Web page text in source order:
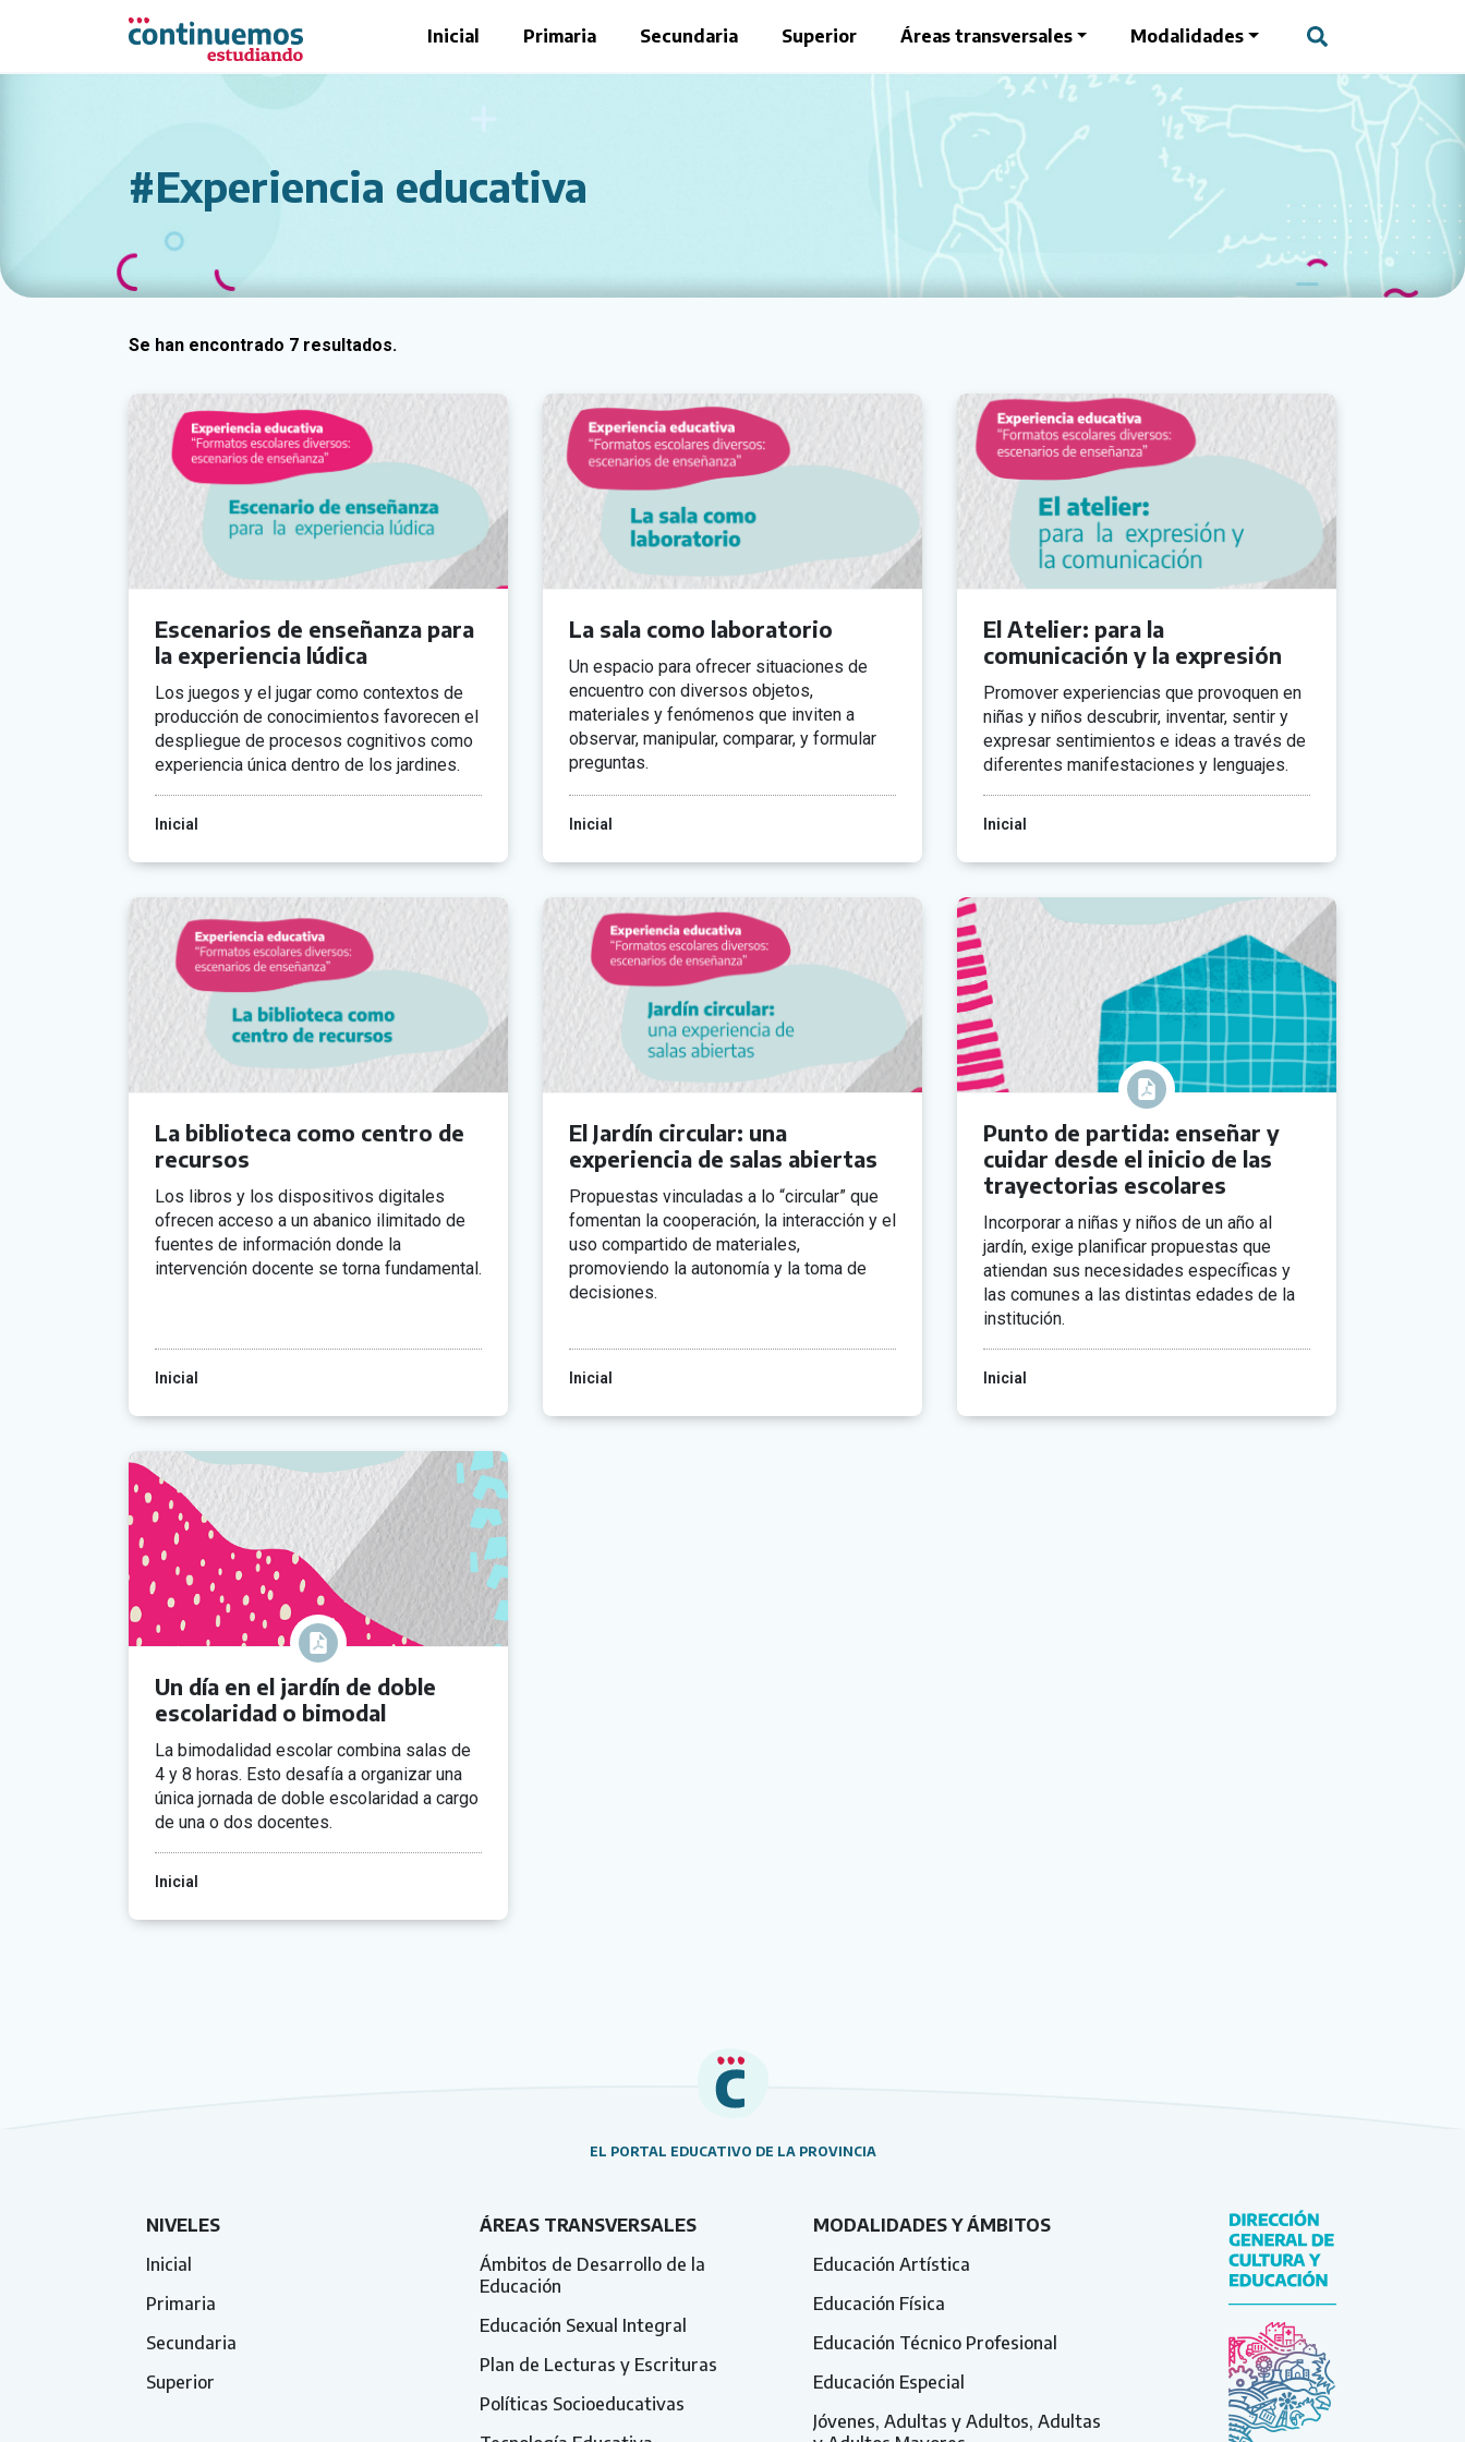
Saltar al contenido principal
Inicial Primaria Secundaria Superior Áreas transversales Modalidades
#Experiencia educativa
Se han encontrado 7 resultados.
Escenarios de enseñanza para
la experiencia lúdica
Los juegos y el jugar como contextos de
producción de conocimientos favorecen el
despliegue de procesos cognitivos como
experiencia única dentro de los jardines.
Inicial
La sala como laboratorio
Un espacio para ofrecer situaciones de
encuentro con diversos objetos,
materiales y fenómenos que inviten a
observar, manipular, comparar, y formular
preguntas.
Inicial
El Atelier: para la
comunicación y la expresión
Promover experiencias que provoquen en
niñas y niños descubrir, inventar, sentir y
expresar sentimientos e ideas a través de
diferentes manifestaciones y lenguajes.
Inicial
La biblioteca como centro de
recursos
Los libros y los dispositivos digitales
ofrecen acceso a un abanico ilimitado de
fuentes de información donde la
intervención docente se torna fundamental.
Inicial
El Jardín circular: una
experiencia de salas abiertas
Propuestas vinculadas a lo “circular” que
fomentan la cooperación, la interacción y el
uso compartido de materiales,
promoviendo la autonomía y la toma de
decisiones.
Inicial
Punto de partida: enseñar y
cuidar desde el inicio de las
trayectorias escolares
Incorporar a niñas y niños de un año al
jardín, exige planificar propuestas que
atiendan sus necesidades específicas y
las comunes a las distintas edades de la
institución.
Inicial
Un día en el jardín de doble
escolaridad o bimodal
La bimodalidad escolar combina salas de
4 y 8 horas. Esto desafía a organizar una
única jornada de doble escolaridad a cargo
de una o dos docentes.
Inicial
EL PORTAL EDUCATIVO DE LA PROVINCIA
NIVELES
Inicial
Primaria
Secundaria
Superior
ÁREAS TRANSVERSALES
Ámbitos de Desarrollo de la
Educación
Educación Sexual Integral
Plan de Lecturas y Escrituras
Políticas Socioeducativas
MODALIDADES Y ÁMBITOS
Educación Artística
Educación Física
Educación Técnico Profesional
Educación Especial
Jóvenes, Adultas y Adultos, Adultas